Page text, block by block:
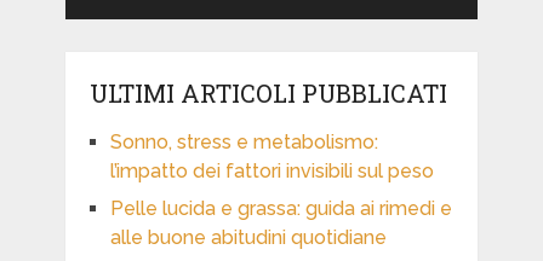
ULTIMI ARTICOLI PUBBLICATI
Sonno, stress e metabolismo:
l’impatto dei fattori invisibili sul peso
Pelle lucida e grassa: guida ai rimedi e
alle buone abitudini quotidiane